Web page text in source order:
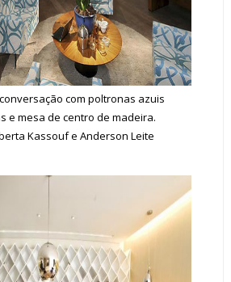
com poltronas azuis
e mesa de centro de madeira.
Kassouf e Anderson Leite